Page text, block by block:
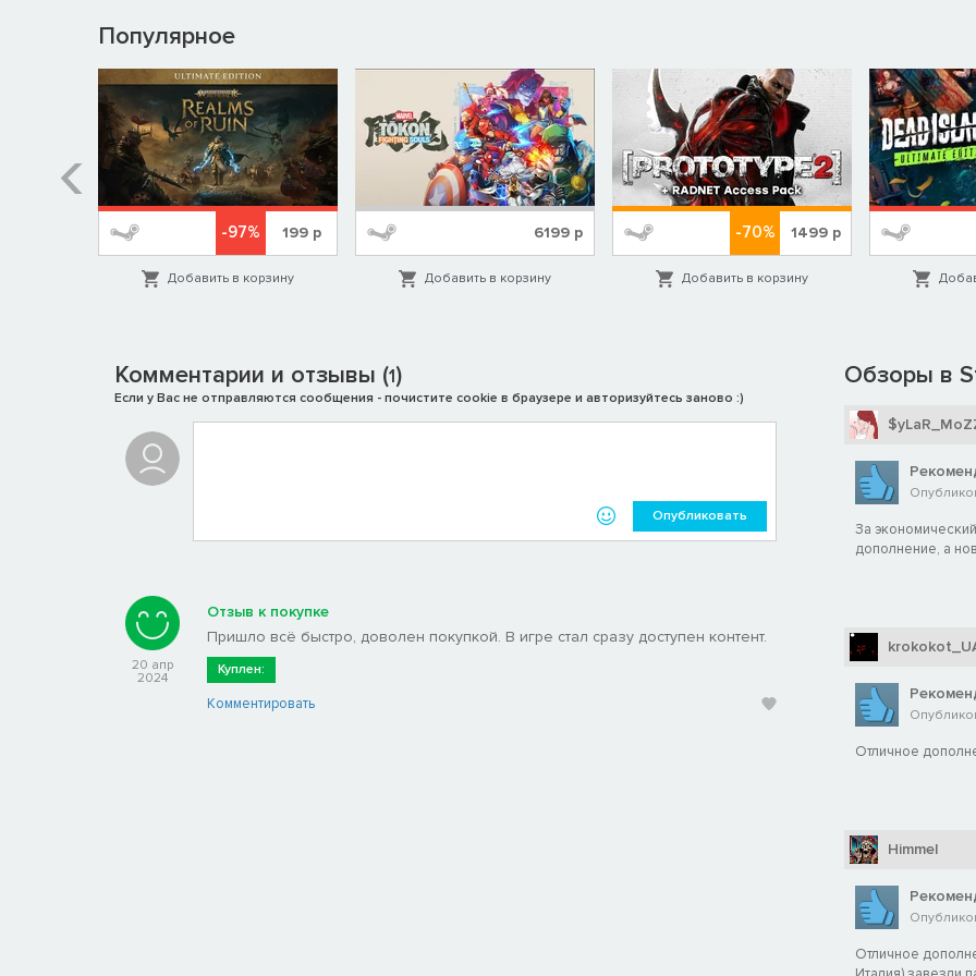
Популярное
-97% 199р
Добавить в корзину
6199 р
Добавить в корзину
-70% 1499р
Добавить в корзину
Комментарии и отзывы (1)
Если у Вас не отправляются сообщения - почистите cookie в браузере и авторизуйтесь заново :)
Опубликовать
20 апр
2024
Отзыв к покупке
Пришло всё быстро, доволен покупкой. В игре стал сразу доступен контент.
Куплен:
Комментировать
Обзоры в
За
дополнение, а
Отличное
Himmel
Отличное